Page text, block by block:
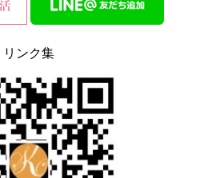
島区大塚) 公式アカウ
るワークショップ開催します
リンク集